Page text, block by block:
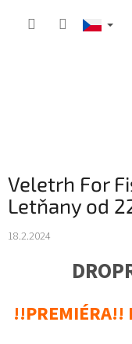
Veletrh For
Letňany od
18.2.2024